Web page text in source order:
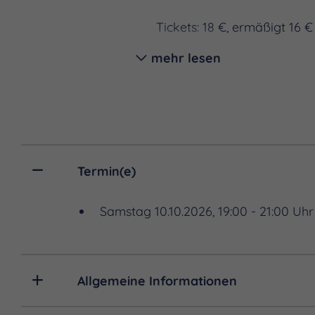
Tickets: 18 €, ermäßigt 16 €
mehr lesen
Termin(e)
Samstag 10.10.2026, 19:00 - 21:00 Uhr
Allgemeine Informationen